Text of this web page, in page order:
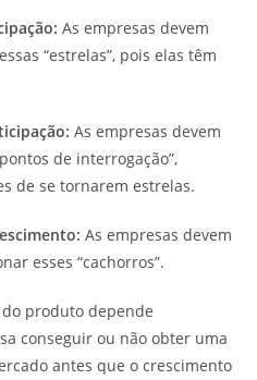
As empresas devem
“estrelas”, pois elas têm
As empresas devem
de interrogação”,
de se tornarem estrelas.
As empresas devem
esses “cachorros”.
produto depende
conseguir ou não obter uma
antes que o crescimento